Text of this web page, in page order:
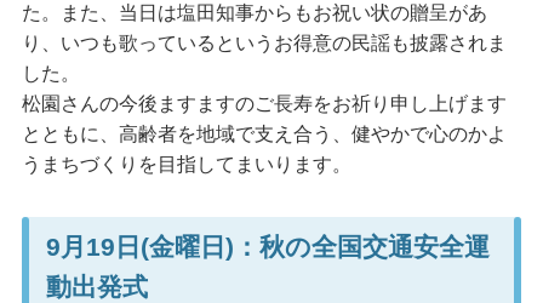
た。また、当日は塩田知事からもお祝い状の贈呈があ
り、いつも歌っているというお得意の民謡も披露されま
した。
松園さんの今後ますますのご長寿をお祈り申し上げます
とともに、高齢者を地域で支え合う、健やかで心のかよ
うまちづくりを目指してまいります。
9月19日(金曜日)：秋の全国交通安全運
動出発式